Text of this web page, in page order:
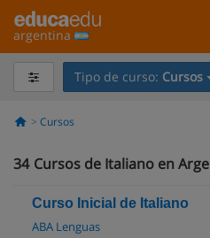
argentina
Tipo de curso: Cursos
Cursos
34 Cursos de Italiano en
Curso Inicial de Italiano
ABA Lenguas